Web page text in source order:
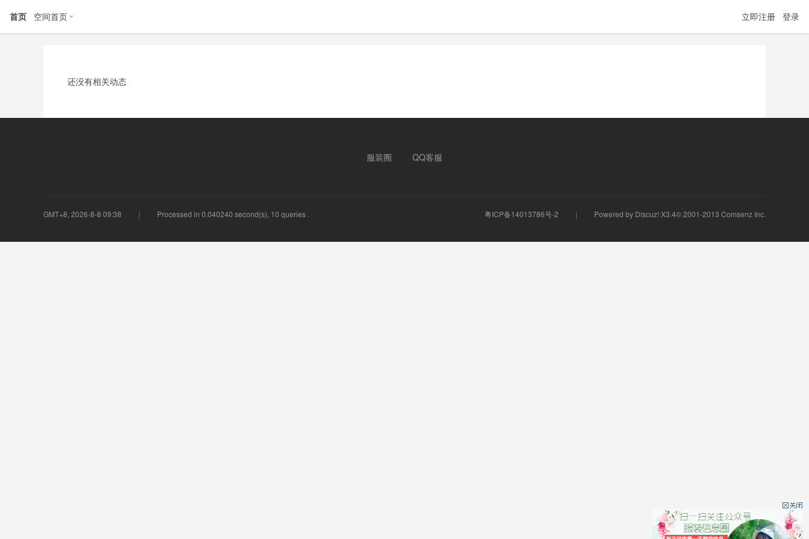
立即注册 登录
首页 空间首页
还没有相关动态
服装圈 QQ客服
GMT+8, 2026-8-8 09:38 Processed in 0.040240 second(s), 10 queries . 粤ICP备14013786号-2 Powered by Discuz! X3.4© 2001-2013 Comsenz Inc.